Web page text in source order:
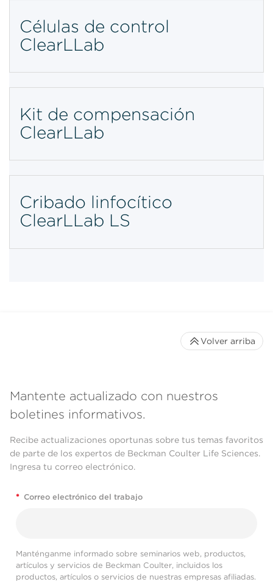
Células de control
ClearLLab
Kit de compensación
ClearLLab
Cribado linfocítico
ClearLLab LS
Mantente actualizado con nuestros
boletines informativos.
Recibe actualizaciones oportunas sobre tus temas favoritos
de parte de los expertos de Beckman Coulter Life Sciences.
Ingresa tu correo electrónico.
* Correo electrónico del trabajo
Manténganme informado sobre seminarios web, productos,
artículos y servicios de Beckman Coulter, incluidos los
productos, artículos o servicios de nuestras empresas afiliadas.
Volver arriba